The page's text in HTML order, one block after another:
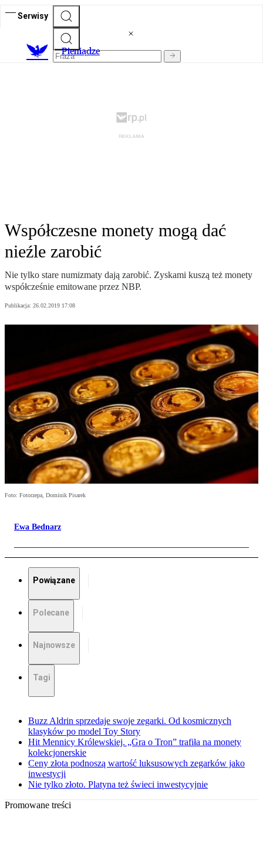
Serwisy
Pieniądze
Współczesne monety mogą dać
nieźle zarobić
Nie tylko stare numizmaty dają zarobić. Zyskami kuszą też monety
współcześnie emitowane przez NBP.
Publikacja: 26.02.2019 17:08
Foto: Fotorzepa, Dominik Pisarek
Ewa Bednarz
Powiązane
Polecane
Najnowsze
Tagi
Buzz Aldrin sprzedaje swoje zegarki. Od kosmicznych
klasyków po model Toy Story
Hit Mennicy Królewskiej. „Gra o Tron” trafiła na monety
kolekcjonerskie
Ceny złota podnoszą wartość luksusowych zegarków jako
inwestycji
Nie tylko złoto. Platyna też świeci inwestycyjnie
Promowane treści